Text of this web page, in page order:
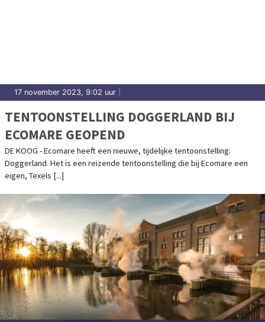
17 november 2023, 9:02 uur
TENTOONSTELLING DOGGERLAND BIJ
ECOMARE GEOPEND
DE KOOG - Ecomare heeft een nieuwe, tijdelijke tentoonstelling:
Doggerland. Het is een reizende tentoonstelling die bij Ecomare een
eigen, Texels [...]